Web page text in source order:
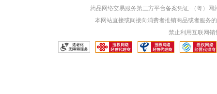
药品网络交易服务第三方平台备案凭证-（粤）网
本网站直接或间接向消费者推销商品或者服务
禁止利用互联网销